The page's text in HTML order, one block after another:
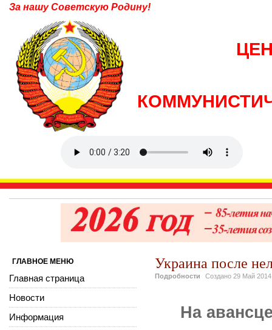
За нашу Советскую Родину!
Украина после
Подробности Создано 29 Май 2014
На
ГЛАВНОЕ МЕНЮ
Главная страница
Новости
Информация